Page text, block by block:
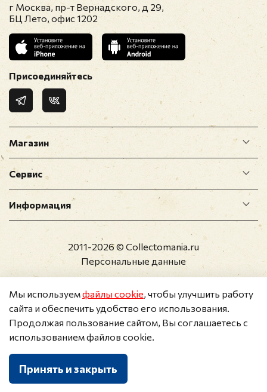
Магазин
Сервис
Информация
г Москва, пр-т Вернадского, д 29,
БЦ Лето, офис 1202
Присоединяйтесь
2011-2026 © Collectomania.ru
Персональные данные
Корзина
Мы используемфайлы cookie, чтобы улучшить работу
сайта и обеспечить удобство его использования.
Продолжая пользование сайтом, Вы соглашаетесь с
использованием файлов cookie.
Принять и закрыть